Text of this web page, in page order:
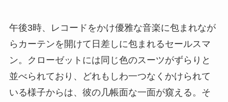
午後3時、レコードをかけ優雅な音楽に包まれなが
らカーテンを開けて日差しに包まれるセールスマ
ン。クローゼットには同じ色のスーツがずらりと
並べられており、どれもしわ一つなくかけられて
いる様子からは、彼の几帳面な一面が窺える。そ